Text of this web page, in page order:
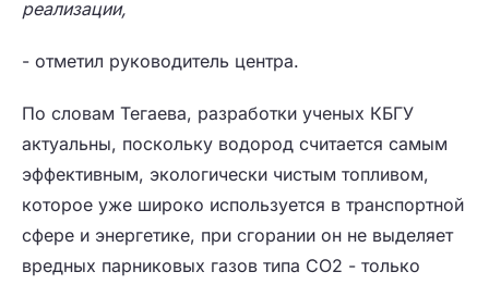
реализации,
- отметил руководитель центра.
По словам Тегаева, разработки ученых КБГУ
актуальны, поскольку водород считается самым
эффективным, экологически чистым топливом,
которое уже широко используется в транспортной
сфере и энергетике, при сгорании он не выделяет
вредных парниковых газов типа CO2 - только